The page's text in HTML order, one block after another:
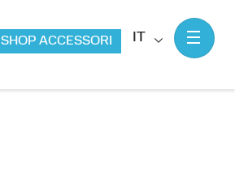
IT
SHOP ACCESSORI